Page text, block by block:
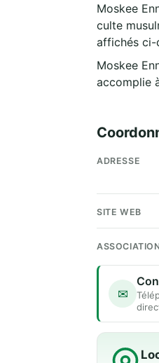
culte
affichés ci-
accomplie
ADRESSE
SITE WEB
✉